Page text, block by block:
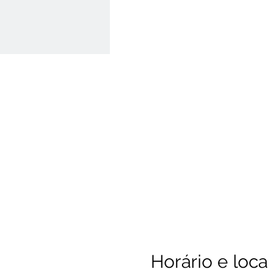
Horário e